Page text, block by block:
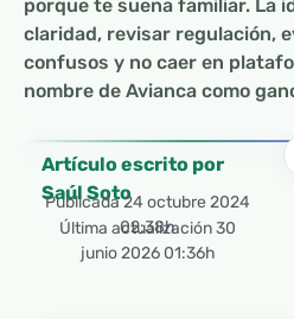
porque te suena familiar. La
claridad, revisar regulación,
confusos y no caer en
nombre de Avianca como
Artículo escrito por
Saúl Soto
Publicada24 octubre 2024
02:38h
Última actualización 30
junio 2026 01:36h